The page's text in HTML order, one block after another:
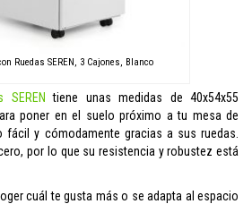
Ruedas SEREN, 3 Cajones, Blanco
SEREN tiene unas medidas de 40x54x55
poner en el suelo próximo a tu mesa de
fácil y cómodamente gracias a sus ruedas.
por lo que su resistencia y robustez está
cuál te gusta más o se adapta al espacio